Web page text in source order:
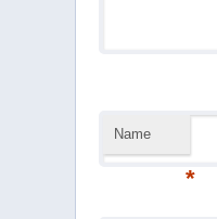
Name
*